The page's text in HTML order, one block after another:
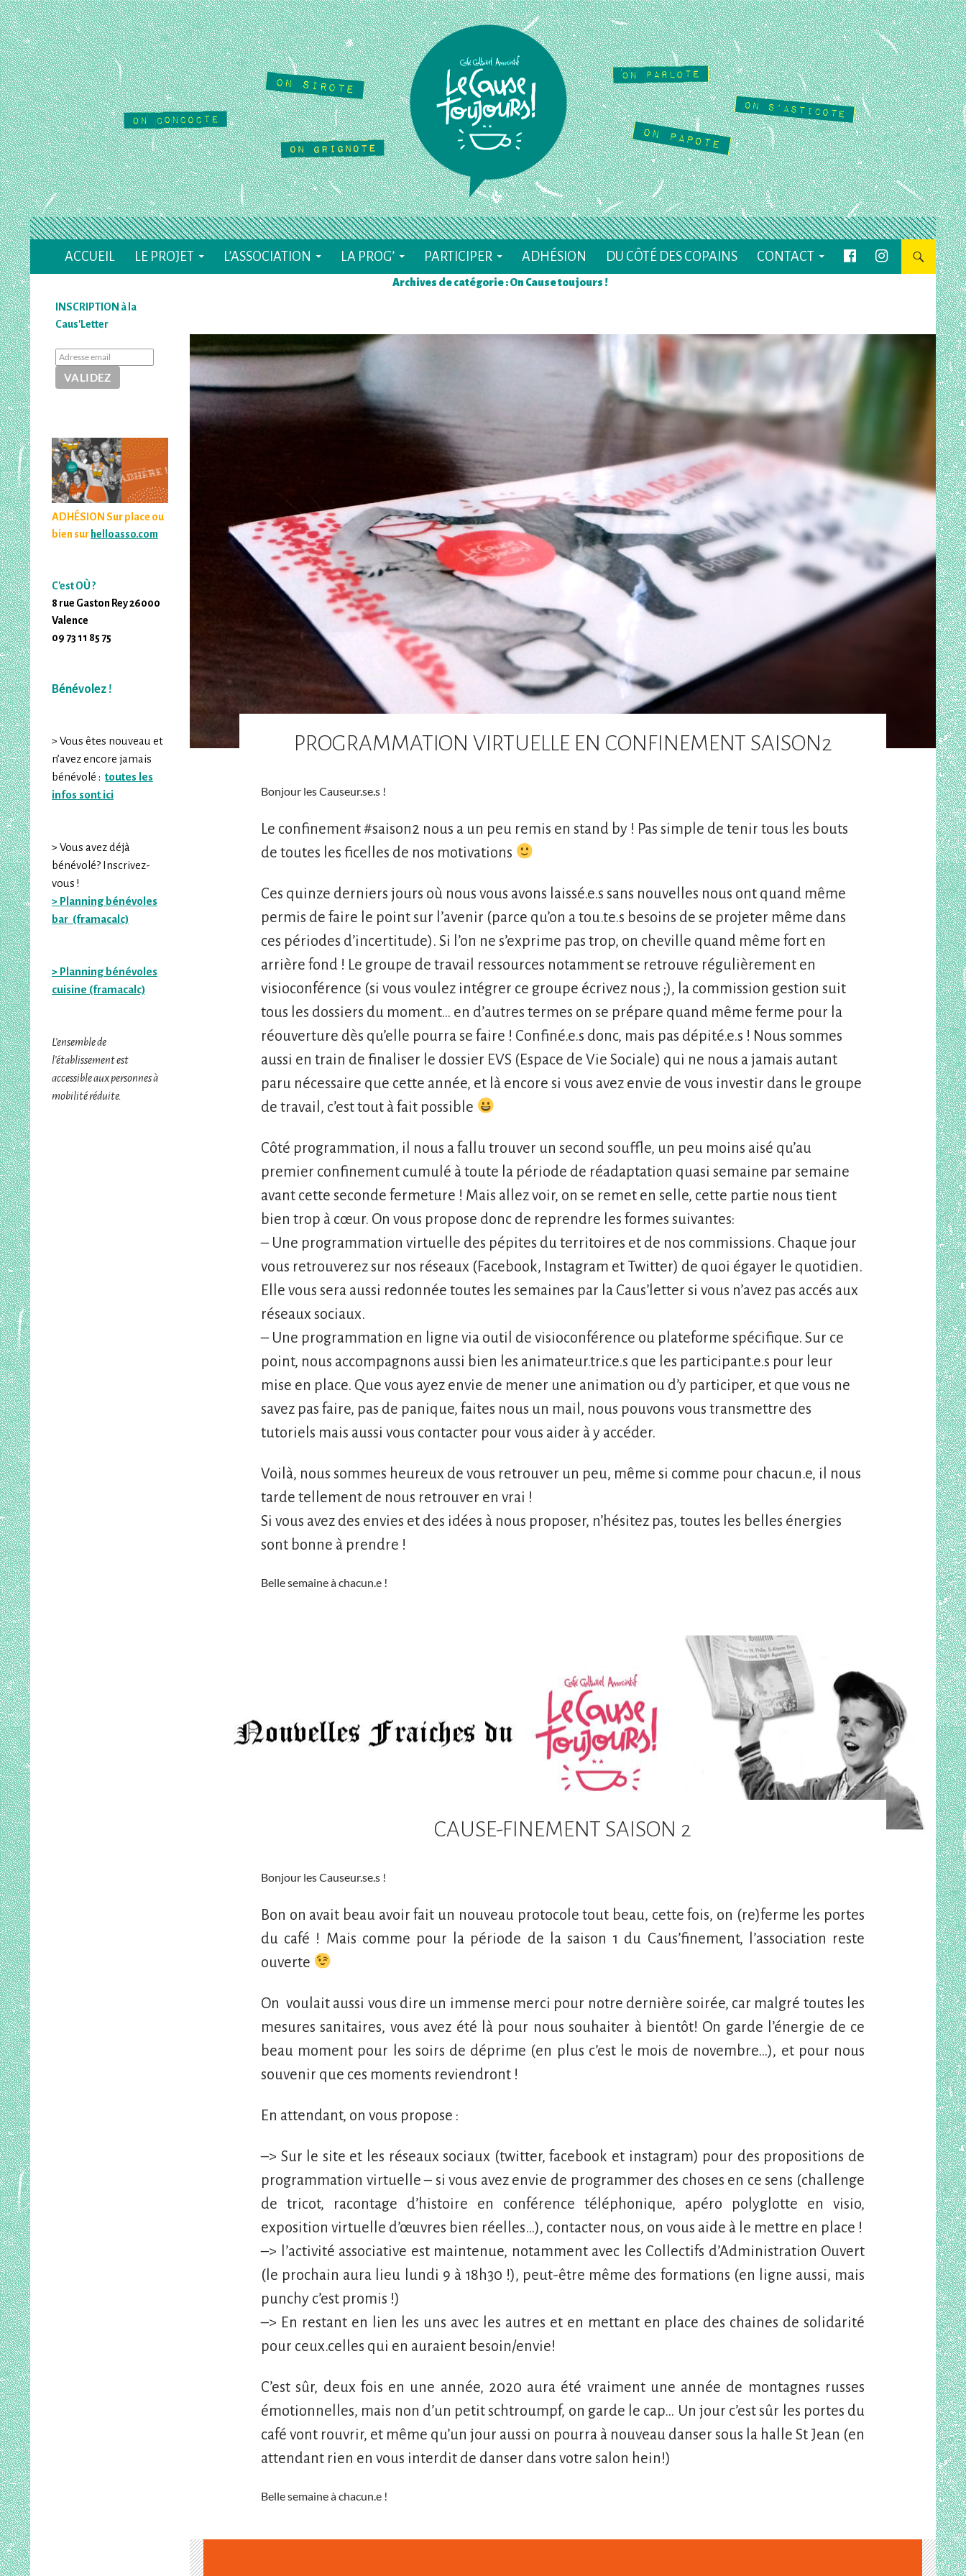
Le Cause Toujours
Recherche ALLER AU CONTENU
ACCUEIL LE PROJET L’ASSOCIATION LA PROG’ PARTICIPER ADHÉSION DU CÔTÉ DES COPAINS CONTACT
Archives de catégorie : On Cause toujours !
PROGRAMMATION VIRTUELLE EN CONFINEMENT SAISON2
Bonjour les Causeur.se.s !
Le confinement #saison2 nous a un peu remis en stand by ! Pas simple de tenir tous les bouts
de toutes les ficelles de nos motivations
Ces quinze derniers jours où nous vous avons laissé.e.s sans nouvelles nous ont quand même
permis de faire le point sur l’avenir (parce qu’on a tou.te.s besoins de se projeter même dans
ces périodes d’incertitude). Si l’on ne s’exprime pas trop, on cheville quand même fort en
arrière fond ! Le groupe de travail ressources notamment se retrouve régulièrement en
visioconférence (si vous voulez intégrer ce groupe écrivez nous ;), la commission gestion suit
tous les dossiers du moment… en d’autres termes on se prépare quand même ferme pour la
réouverture dès qu’elle pourra se faire ! Confiné.e.s donc, mais pas dépité.e.s ! Nous sommes
aussi en train de finaliser le dossier EVS (Espace de Vie Sociale) qui ne nous a jamais autant
paru nécessaire que cette année, et là encore si vous avez envie de vous investir dans le groupe
de travail, c’est tout à fait possible
Côté programmation, il nous a fallu trouver un second souffle, un peu moins aisé qu’au
premier confinement cumulé à toute la période de réadaptation quasi semaine par semaine
avant cette seconde fermeture ! Mais allez voir, on se remet en selle, cette partie nous tient
bien trop à cœur. On vous propose donc de reprendre les formes suivantes:
– Une programmation virtuelle des pépites du territoires et de nos commissions. Chaque jour
vous retrouverez sur nos réseaux (Facebook, Instagram et Twitter) de quoi égayer le quotidien.
Elle vous sera aussi redonnée toutes les semaines par la Caus’letter si vous n’avez pas accés aux
réseaux sociaux.
– Une programmation en ligne via outil de visioconférence ou plateforme spécifique. Sur ce
point, nous accompagnons aussi bien les animateur.trice.s que les participant.e.s pour leur
mise en place. Que vous ayez envie de mener une animation ou d’y participer, et que vous ne
savez pas faire, pas de panique, faites nous un mail, nous pouvons vous transmettre des
tutoriels mais aussi vous contacter pour vous aider à y accéder.
Voilà, nous sommes heureux de vous retrouver un peu, même si comme pour chacun.e, il nous
tarde tellement de nous retrouver en vrai !
Si vous avez des envies et des idées à nous proposer, n’hésitez pas, toutes les belles énergies
sont bonne à prendre !
Belle semaine à chacun.e !
CAUSE-FINEMENT SAISON 2
Bonjour les Causeur.se.s !
Bon on avait beau avoir fait un nouveau protocole tout beau, cette fois, on (re)ferme les portes
du café ! Mais comme pour la période de la saison 1 du Caus’finement, l’association reste
ouverte
On voulait aussi vous dire un immense merci pour notre dernière soirée, car malgré toutes les
mesures sanitaires, vous avez été là pour nous souhaiter à bientôt! On garde l’énergie de ce
beau moment pour les soirs de déprime (en plus c’est le mois de novembre…), et pour nous
souvenir que ces moments reviendront !
En attendant, on vous propose :
–> Sur le site et les réseaux sociaux (twitter, facebook et instagram) pour des propositions de
programmation virtuelle – si vous avez envie de programmer des choses en ce sens (challenge
de tricot, racontage d’histoire en conférence téléphonique, apéro polyglotte en visio,
exposition virtuelle d’œuvres bien réelles…), contacter nous, on vous aide à le mettre en place !
–> l’activité associative est maintenue, notamment avec les Collectifs d’Administration Ouvert
(le prochain aura lieu lundi 9 à 18h30 !), peut-être même des formations (en ligne aussi, mais
punchy c’est promis !)
–> En restant en lien les uns avec les autres et en mettant en place des chaines de solidarité
pour ceux.celles qui en auraient besoin/envie!
C’est sûr, deux fois en une année, 2020 aura été vraiment une année de montagnes russes
émotionnelles, mais non d’un petit schtroumpf, on garde le cap… Un jour c’est sûr les portes du
café vont rouvrir, et même qu’un jour aussi on pourra à nouveau danser sous la halle St Jean (en
attendant rien en vous interdit de danser dans votre salon hein!)
Belle semaine à chacun.e !
INSCRIPTION à la
Caus'Letter
ADHÉSION Sur place ou
bien sur helloasso.com
C'est OÙ ?
8 rue Gaston Rey 26000
Valence
09 73 11 85 75
Bénévolez !
> Vous êtes nouveau et
n’avez encore jamais
bénévolé : toutes les
infos sont ici
> Vous avez déjà
bénévolé? Inscrivez-
vous !
> Planning bénévoles
bar (framacalc)
> Planning bénévoles
cuisine (framacalc)
L’ensemble de
l’établissement est
accessible aux personnes à
mobilité réduite.